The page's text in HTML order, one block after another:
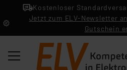
Kostenloser
Jetzt zum ELV-Newsletter
Gutschein